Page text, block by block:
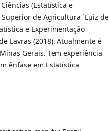
(Estatística e
de Agricultura ´Luiz de
e Experimentação
Lavras (2018). Atualmente é
Gerais. Tem experiência
ênfase em Estatística